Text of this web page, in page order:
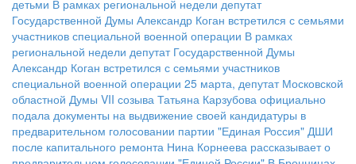
детьми В рамках региональной недели депутат
Государственной Думы Александр Коган встретился с семьями
участников специальной военной операции В рамках
региональной недели депутат Государственной Думы
Александр Коган встретился с семьями участников
специальной военной операции 25 марта, депутат Московской
областной Думы VII созыва Татьяна Карзубова официально
подала документы на выдвижение своей кандидатуры в
предварительном голосовании партии "Единая Россия" ДШИ
после капитального ремонта Нина Корнеева рассказывает о